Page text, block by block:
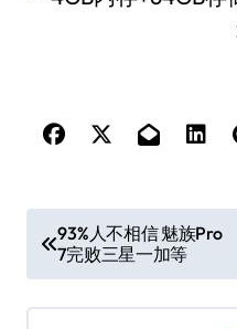
章
导
93%人不相信 魅族Pro
7完败三星一加等